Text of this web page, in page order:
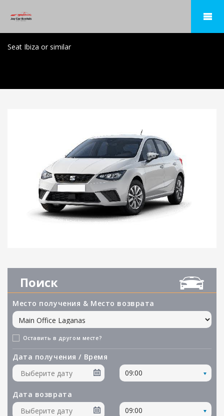
Seat Ibiza or similar
Поиск
Место получения & Место возврата
Оставить в другом месте?
Дата получения / Время
09:00
Дата возврата
09:00